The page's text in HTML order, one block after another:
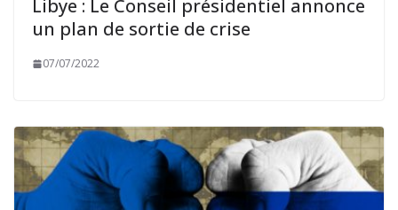
Libye : Le Conseil présidentiel annonce
un plan de sortie de crise
07/07/2022